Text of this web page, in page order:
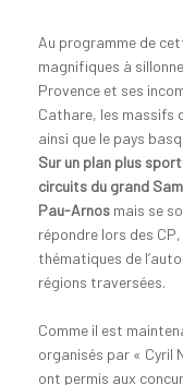
Au programme de
magnifiques à
Provence et ses
Cathare, les massifs
ainsi que le pays
Sur un plan plus
circuits du grand
Pau-Arnos mais se
répondre lors des
thématiques de
régions traversées.
Comme il est
organisés par « Cyril
ont permis aux